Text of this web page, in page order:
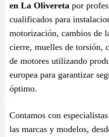
en La Olivereta por
cualificados para
motorización, cambios de
cierre, muelles de torsión,
de motores utilizando
europea para garantizar
óptimo.
Contamos con
las marcas y modelos,